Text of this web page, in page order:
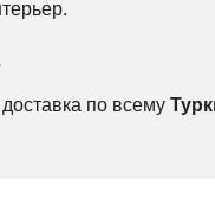
по всему